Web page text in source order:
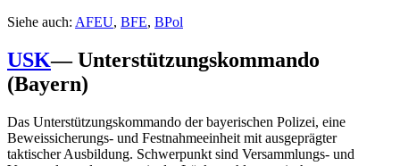
Siehe auch: AFEU, BFE, BPol
USK—Unterstützungskommando
(Bayern)
Das Unterstützungskommando der bayerischen Polizei, eine
Beweissicherungs- und Festnahmeeinheit mit ausgeprägter
taktischer Ausbildung. Schwerpunkt sind Versammlungs- und